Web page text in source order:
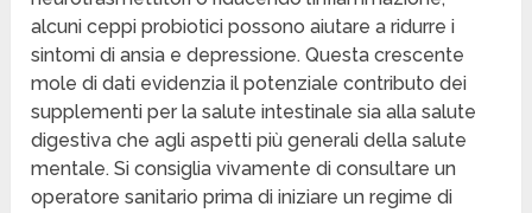
alcuni ceppi probiotici possono aiutare a ridurre i
sintomi di ansia e depressione. Questa crescente
mole di dati evidenzia il potenziale contributo dei
supplementi per la salute intestinale sia alla salute
digestiva che agli aspetti più generali della salute
mentale. Si consiglia vivamente di consultare un
operatore sanitario prima di iniziare un regime di